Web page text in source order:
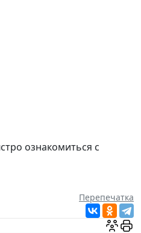
ознакомиться с
Перепечатка